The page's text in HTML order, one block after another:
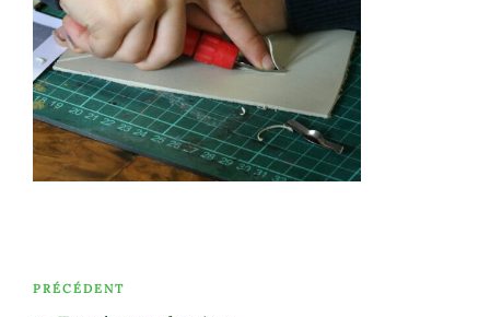
Navigation
Article
PRÉCÉDENT